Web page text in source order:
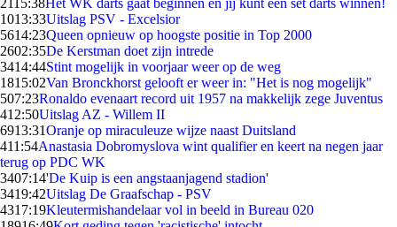
2115:38Het WK darts gaat beginnen en jij kunt een set darts winnen!
1013:33Uitslag PSV - Excelsior
5614:23Queen opnieuw op hoogste positie in Top 2000
2602:35De Kerstman doet zijn intrede
3414:44Stint mogelijk in voorjaar weer op de weg
1815:02Van Bronckhorst gelooft er weer in: "Het is nog mogelijk"
507:23Ronaldo evenaart record uit 1957 na makkelijk zege Juventus
412:50Uitslag AZ - Willem II
6913:31Oranje op miraculeuze wijze naast Duitsland
411:54Anastasia Dobromyslova wint qualifier en keert na negen jaar
terug op PDC WK
3407:14'De Kuip is een angstaanjagend stadion'
3419:42Uitslag De Graafschap - PSV
4317:19Kleutermishandelaar vol in beeld in Bureau 020